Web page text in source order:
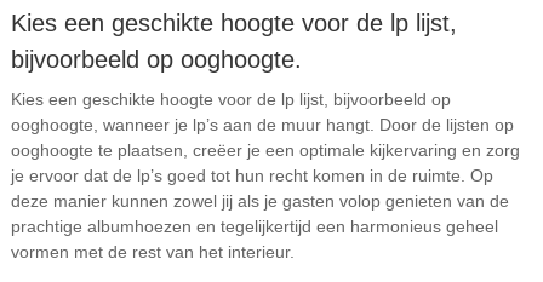
Kies een geschikte hoogte voor de lp lijst,
bijvoorbeeld op ooghoogte.
Kies een geschikte hoogte voor de lp lijst, bijvoorbeeld op
ooghoogte, wanneer je lp’s aan de muur hangt. Door de lijsten op
ooghoogte te plaatsen, creëer je een optimale kijkervaring en zorg
je ervoor dat de lp’s goed tot hun recht komen in de ruimte. Op
deze manier kunnen zowel jij als je gasten volop genieten van de
prachtige albumhoezen en tegelijkertijd een harmonieus geheel
vormen met de rest van het interieur.